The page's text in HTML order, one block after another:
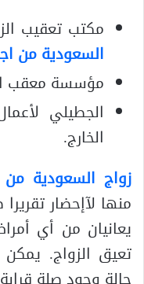
مكتب تعقيب
السعودية من
مؤسسة معقب
الجطيلي
الخارج.
زواج السعودية من
منها لآإحضار
يعانيان من أي
تعيق الزواج.